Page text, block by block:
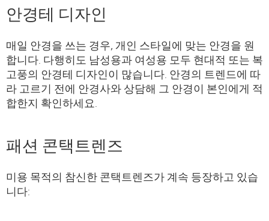
안경테 디자인
매일 안경을 쓰는 경우, 개인 스타일에 맞는 안경을 원
합니다. 다행히도 남성용과 여성용 모두 현대적 또는 복
고풍의 안경테 디자인이 많습니다. 안경의 트렌드에 따
라 고르기 전에 안경사와 상담해 그 안경이 본인에게 적
합한지 확인하세요.
패션 콘택트렌즈
미용 목적의 참신한 콘택트렌즈가 계속 등장하고 있습
니다: